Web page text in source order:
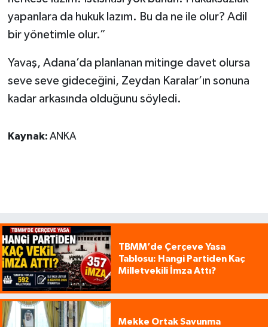
yapanlara da hukuk lazım. Bu da ne ile olur? Adil
bir yönetimle olur.”
Yavaş, Adana’da planlanan mitinge davet olursa
seve seve gideceğini, Zeydan Karalar’ın sonuna
kadar arkasında olduğunu söyledi.
Kaynak: ANKA
TBMM’de Çerçeve Yasa
Tablosu: Hangi Partiden Kaç
Milletvekili İmza Attı?
Mekke Ortak Savunma